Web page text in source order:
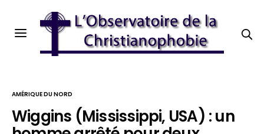
AMÉRIQUE DU NORD
Wiggins (Mississippi, USA) : un